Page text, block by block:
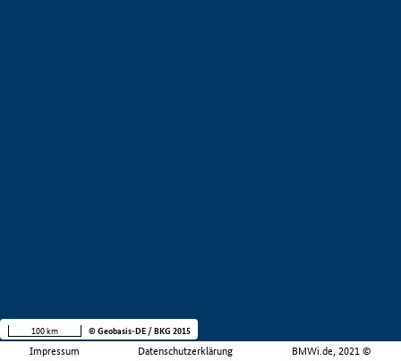
Impressum Datenschutzerklärung BMWi.de, 2021 ©
100 km © Geobasis-DE / BKG 2015